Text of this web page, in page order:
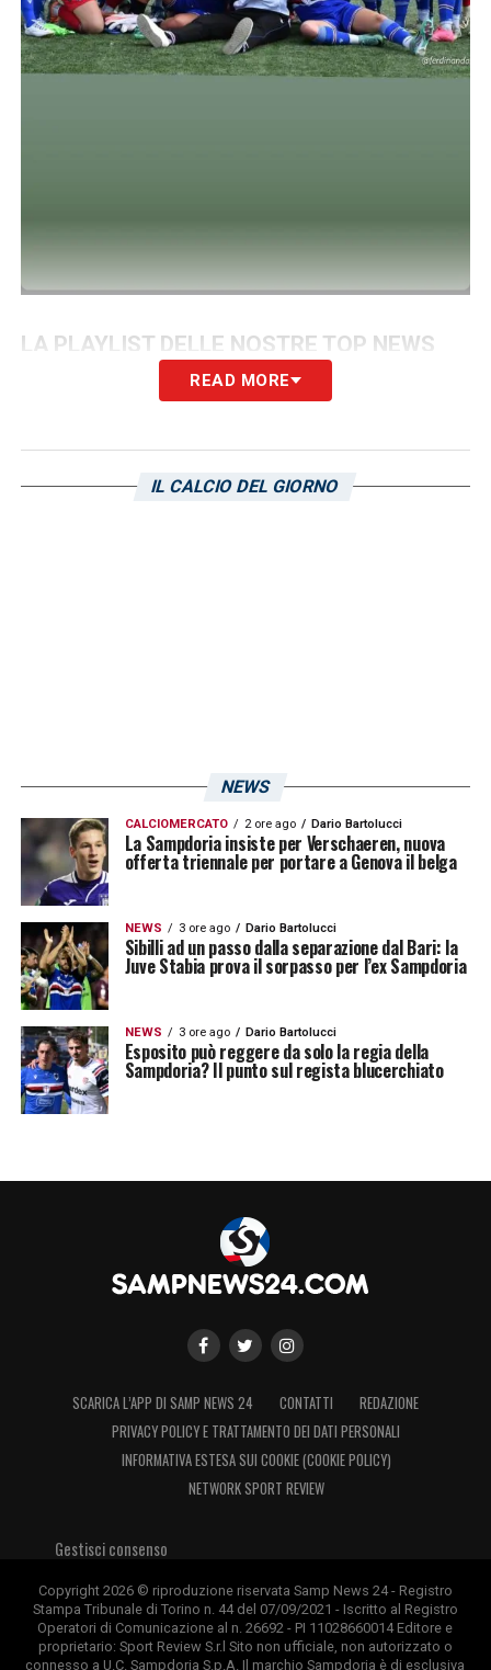
LA PLAYLIST DELLE NOSTRE TOP NEWS
READ MORE
IL CALCIO DEL GIORNO
NEWS
CALCIOMERCATO 2 ore ago Dario Bartolucci
La Sampdoria insiste per Verschaeren, nuova
offerta triennale per portare a Genova il belga
NEWS 3 ore ago Dario Bartolucci
Sibilli ad un passo dalla separazione dal Bari: la
Juve Stabia prova il sorpasso per l’ex Sampdoria
NEWS 3 ore ago Dario Bartolucci
Esposito può reggere da solo la regia della
Sampdoria? Il punto sul regista blucerchiato
SCARICA L’APP DI SAMP NEWS 24 CONTATTI
REDAZIONE
PRIVACY POLICY E TRATTAMENTO DEI DATI PERSONALI
INFORMATIVA ESTESA SUI COOKIE (COOKIE POLICY)
NETWORK SPORT REVIEW
Gestisci consenso
Copyright 2026 © riproduzione riservata Samp News 24 - Registro
Stampa Tribunale di Torino n. 44 del 07/09/2021 - Iscritto al Registro
Operatori di Comunicazione al n. 26692 - PI 11028660014 Editore e
proprietario: Sport Review S.r.l Sito non ufficiale, non autorizzato o
connesso a U.C. Sampdoria S.p.A. Il marchio Sampdoria è di esclusiva